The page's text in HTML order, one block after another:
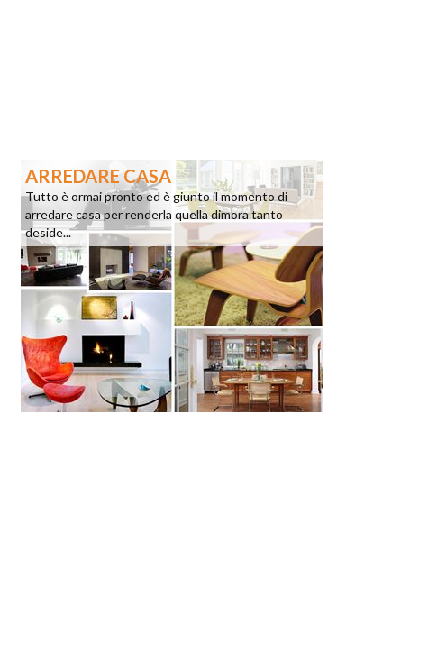
ARREDARE CASA
Tutto è ormai pronto ed è giunto il momento di
arredare casa per renderla quella dimora tanto
deside...